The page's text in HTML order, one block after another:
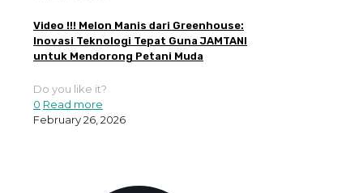
Video !!! Melon Manis dari Greenhouse:
Inovasi Teknologi Tepat Guna JAMTANI
untuk Mendorong Petani Muda
Do you like it?
0 Read more
February 26, 2026